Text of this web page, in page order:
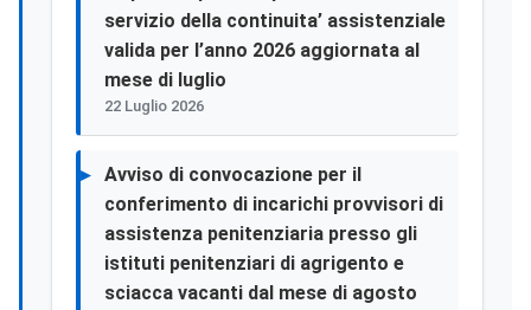
servizio della continuita’ assistenziale
valida per l’anno 2026 aggiornata al
mese di luglio
22 Luglio 2026
Avviso di convocazione per il
conferimento di incarichi provvisori di
assistenza penitenziaria presso gli
istituti penitenziari di agrigento e
sciacca vacanti dal mese di agosto